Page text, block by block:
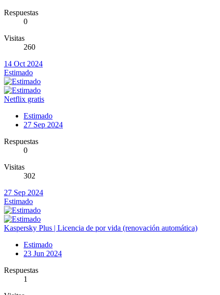
Respuestas
0
Visitas
260
14 Oct 2024
Estimado
Netflix gratis
Estimado
27 Sep 2024
Respuestas
0
Visitas
302
27 Sep 2024
Estimado
Kaspersky Plus | Licencia de por vida (renovación automática)
Estimado
23 Jun 2024
Respuestas
1